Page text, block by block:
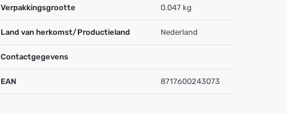
Verpakkingsgrootte 0.047 kg
Land van herkomst/Productieland Nederland
Contactgegevens
EAN 8717600243073